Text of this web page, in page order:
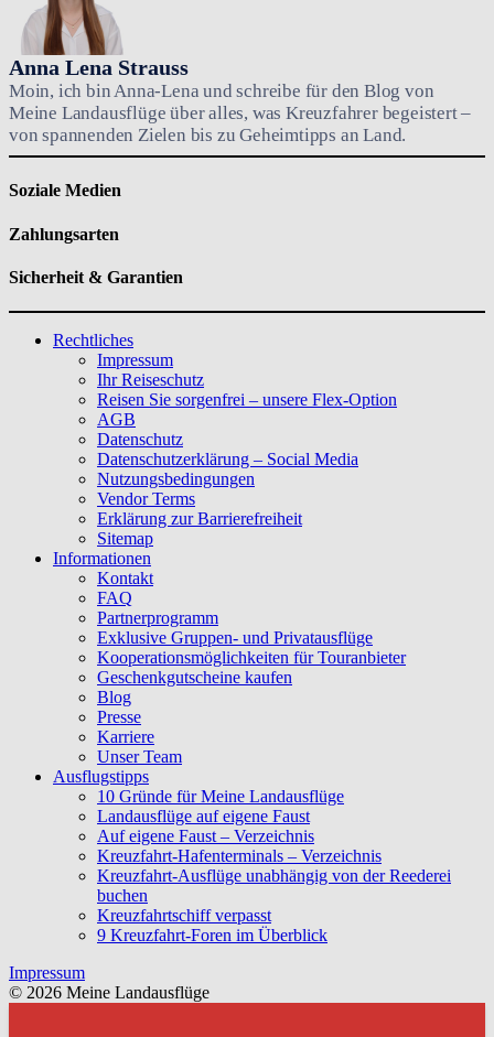
Anna Lena Strauss
Moin, ich bin Anna-Lena und schreibe für den Blog von
Meine Landausflüge über alles, was Kreuzfahrer begeistert –
von spannenden Zielen bis zu Geheimtipps an Land.
Soziale Medien
Zahlungsarten
Sicherheit & Garantien
Rechtliches
Impressum
Ihr Reiseschutz
Reisen Sie sorgenfrei – unsere Flex-Option
AGB
Datenschutz
Datenschutzerklärung – Social Media
Nutzungsbedingungen
Vendor Terms
Erklärung zur Barrierefreiheit
Sitemap
Informationen
Kontakt
FAQ
Partnerprogramm
Exklusive Gruppen- und Privatausflüge
Kooperationsmöglichkeiten für Touranbieter
Geschenkgutscheine kaufen
Blog
Presse
Karriere
Unser Team
Ausflugstipps
10 Gründe für Meine Landausflüge
Landausflüge auf eigene Faust
Auf eigene Faust – Verzeichnis
Kreuzfahrt-Hafenterminals – Verzeichnis
Kreuzfahrt-Ausflüge unabhängig von der Reederei
buchen
Kreuzfahrtschiff verpasst
9 Kreuzfahrt-Foren im Überblick
Impressum
© 2026 Meine Landausflüge